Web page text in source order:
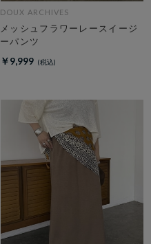
DOUX ARCHIVES
メッシュフラワーレースイージ
ーパンツ
￥9,999